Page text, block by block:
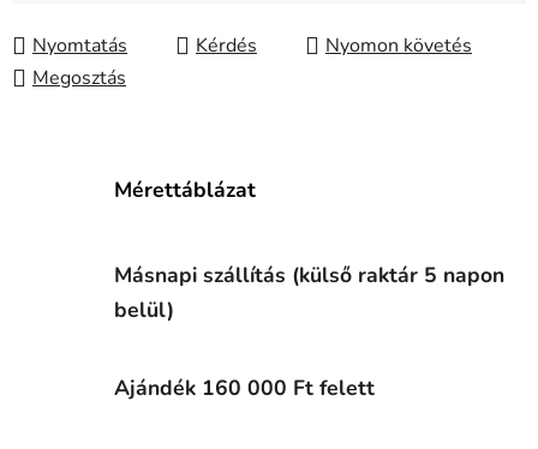
Nyomtatás Kérdés
Nyomon követés
Megosztás
Mérettáblázat
Másnapi szállítás (külső raktár 5 napon
belül)
Ajándék 160 000 Ft felett